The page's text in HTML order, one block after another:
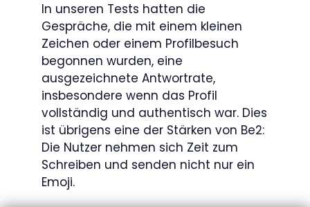
In unseren Tests hatten die
Gespräche, die mit einem kleinen
Zeichen oder einem Profilbesuch
begonnen wurden, eine
ausgezeichnete Antwortrate,
insbesondere wenn das Profil
vollständig und authentisch war. Dies
ist übrigens eine der Stärken von Be2:
Die Nutzer nehmen sich Zeit zum
Schreiben und senden nicht nur ein
Emoji.